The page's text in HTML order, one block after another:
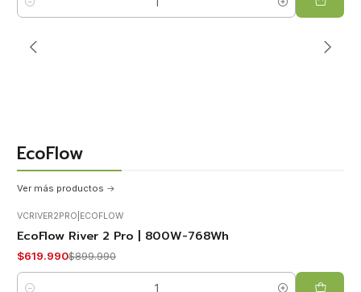
Cantidad
EcoFlow
Ver más productos
-31%
OFF
VCRIVER2PRO ECOFLOW
EcoFlow River 2 Pro | 800W-768Wh
$619.990$899.990